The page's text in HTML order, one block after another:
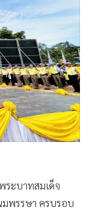
ระบาทสมเด็จ
มพรรษา ครบรอบ